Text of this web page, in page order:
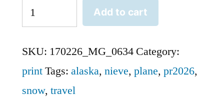
Air
Arctic
quantity
Add to cart
SKU: 170226_MG_0634 Category:
printTags: alaska, nieve, plane, pr2026,
snow, travel